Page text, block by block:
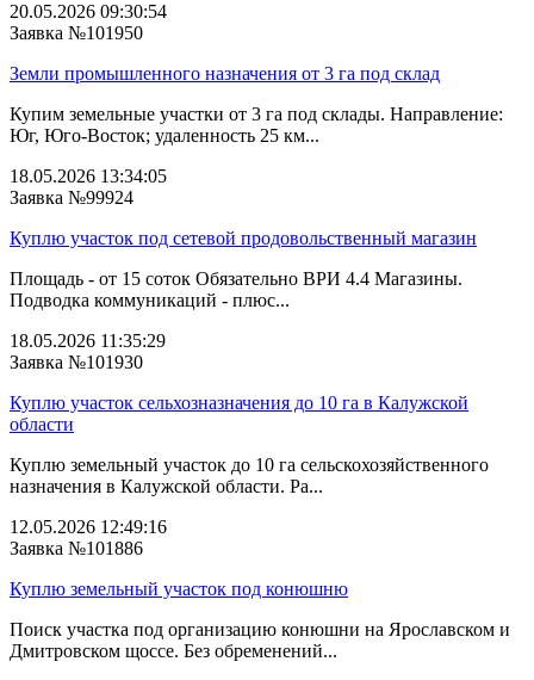
20.05.2026 09:30:54
Заявка №101950
Земли промышленного назначения от 3 га под склад
Купим земельные участки от 3 га под склады. Направление:
Юг, Юго-Восток; удаленность 25 км...
18.05.2026 13:34:05
Заявка №99924
Куплю участок под сетевой продовольственный магазин
Площадь - от 15 соток Обязательно ВРИ 4.4 Магазины.
Подводка коммуникаций - плюс...
18.05.2026 11:35:29
Заявка №101930
Куплю участок сельхозназначения до 10 га в Калужской
области
Куплю земельный участок до 10 га сельскохозяйственного
назначения в Калужской области. Ра...
12.05.2026 12:49:16
Заявка №101886
Куплю земельный участок под конюшню
Поиск участка под организацию конюшни на Ярославском и
Дмитровском щоссе. Без обременений...